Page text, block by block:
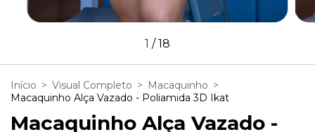
1 /18
Início > Visual Completo > Macaquinho >
Macaquinho Alça Vazado - Poliamida 3D Ikat
Macaquinho Alça Vazado -